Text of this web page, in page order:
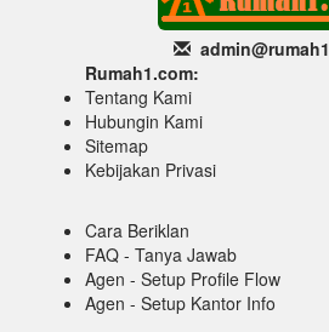
admin@rumah1
Rumah1.com:
Tentang Kami
Hubungin Kami
Sitemap
Kebijakan Privasi
Cara Beriklan
FAQ - Tanya Jawab
Agen - Setup Profile Flow
Agen - Setup Kantor Info